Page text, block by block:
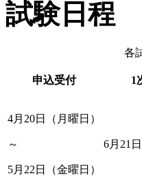
試験日程
各
申込受付 1
4月20日（月曜日）
～
5月22日（金曜日）
6月21